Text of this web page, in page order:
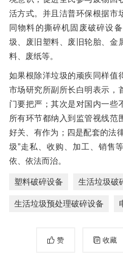
活方式。并且洁普环保根据市
同物料的撕碎机固废破碎设
圾、废旧塑料、废旧轮胎、金
料、废纸等。
如果根除洋垃圾的顽疾同样值
市场研究所副所长白明表示，
门要把严；其次是对国内一些
所有环节都纳入到监管视线范
好关、有作为；四是配套的法
圾”走私、收购、加工、销售
依、依法而治。
塑料破碎设备 生活垃圾破
生活垃圾预处理破碎设备
赞 收藏